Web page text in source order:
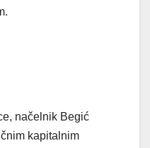
načelnik Begić
kapitalnim